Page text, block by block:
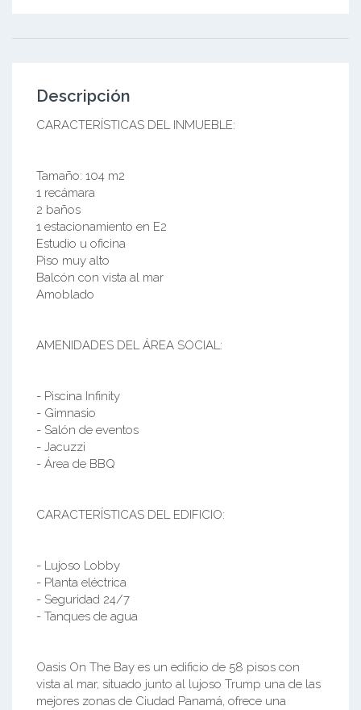
Descripción
CARACTERÍSTICAS DEL INMUEBLE:
Tamaño: 104 m2
1 recámara
2 baños
1 estacionamiento en E2
Estudio u oficina
Piso muy alto
Balcón con vista al mar
Amoblado
AMENIDADES DEL ÁREA SOCIAL:
- Piscina Infinity
- Gimnasio
- Salón de eventos
- Jacuzzi
- Área de BBQ
CARACTERÍSTICAS DEL EDIFICIO:
- Lujoso Lobby
- Planta eléctrica
- Seguridad 24/7
- Tanques de agua
Oasis On The Bay es un edificio de 58 pisos con
vista al mar, situado junto al lujoso Trump una de las
mejores zonas de Ciudad Panamá, ofrece una